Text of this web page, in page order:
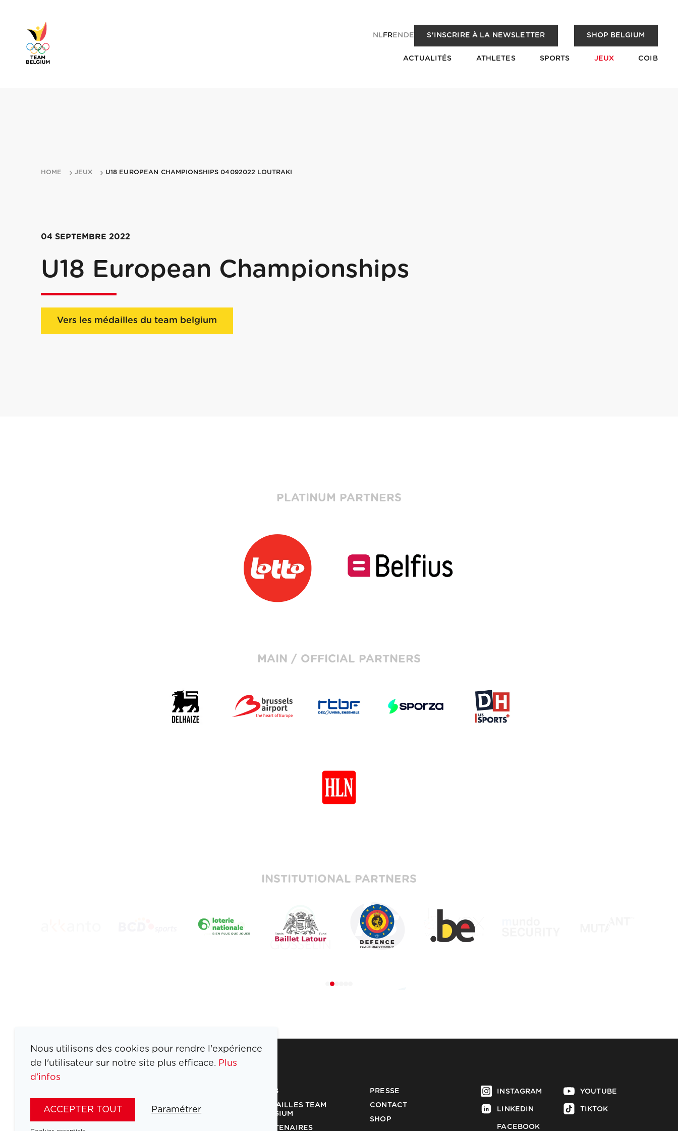
NLFREN DE S'INSCRIRE À LA NEWSLETTER SHOP BELGIUM
ACTUALITÉS ATHLETES SPORTS JEUX COIB
HOME JEUX U18 EUROPEAN CHAMPIONSHIPS 04092022 LOUTRAKI
04 SEPTEMBRE 2022
U18 European Championships
Vers les médailles du team belgium
PLATINUM PARTNERS
MAIN / OFFICIAL PARTNERS
INSTITUTIONAL PARTNERS
JEUX
COIB
MÉDAILLES TEAM
BELGIUM
PARTENAIRES
PRESSE
CONTACT
SHOP
INSTAGRAM
LINKEDIN
FACEBOOK
YOUTUBE
TIKTOK
Nous utilisons des cookies pour rendre l'expérience
de l'utilisateur sur notre site plus efficace. Plus
d'infos
ACCEPTER TOUT Paramétrer